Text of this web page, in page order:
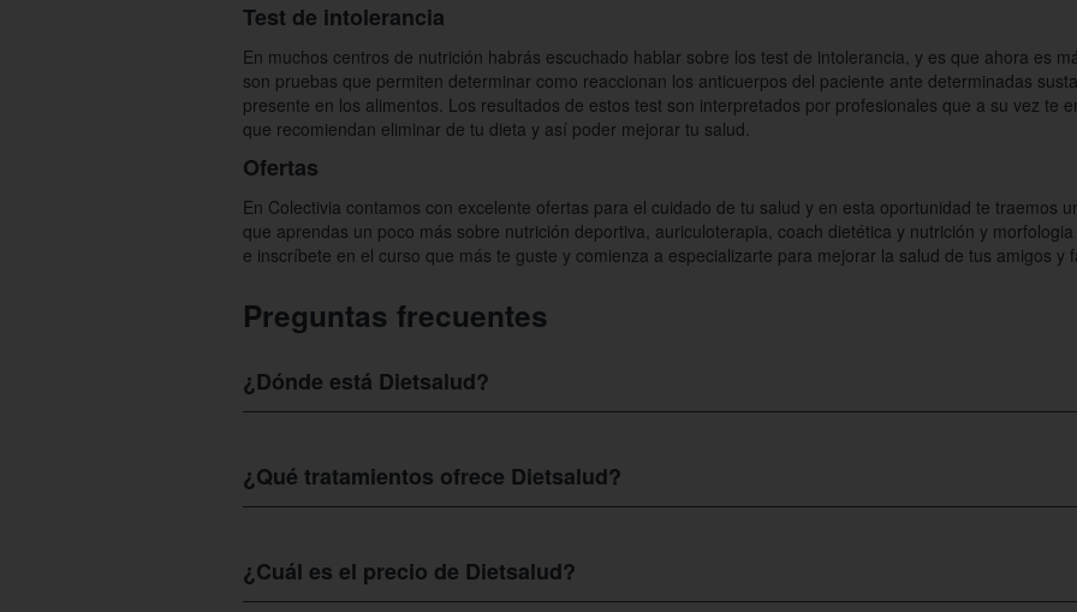
Test de intolerancia
En muchos centros de nutrición habrás escuchado hablar sobre los test de intolerancia, y es que ahora es
son pruebas que permiten determinar como reaccionan los anticuerpos del paciente ante determinadas
presente en los alimentos. Los resultados de estos test son interpretados por profesionales que a su vez te
que recomiendan eliminar de tu dieta y así poder mejorar tu salud.
Ofertas
En Colectivia contamos con excelente ofertas para el cuidado de tu salud y en esta oportunidad te traemos
que aprendas un poco más sobre nutrición deportiva, auriculoterapia, coach dietética y nutrición y
e inscríbete en el curso que más te guste y comienza a especializarte para mejorar la salud de tus amigos y
Preguntas frecuentes
¿Dónde está Dietsalud?
integrado de La Poveda y de la Biblioteca de la Poveda.
¿Qué tratamientos ofrece Dietsalud?
puntos de reflejos, una fantástica terapia de uso personal o para aquellos que quieran incluir un nuevo
¿Cuál es el precio de Dietsalud?